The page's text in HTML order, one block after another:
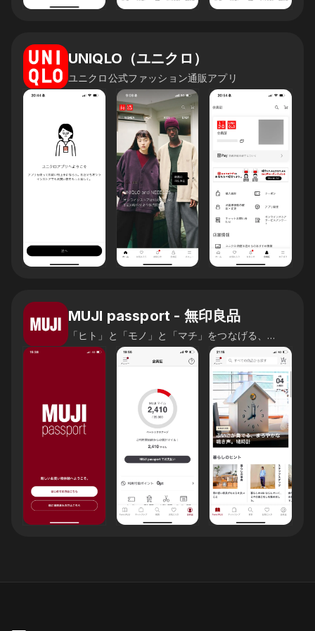
UNIQLO（ユニクロ）
ユニクロ公式ファッション通販アプリ
MUJI passport - 無印良品
「ヒト」と「モノ」と「マチ」をつなげる、無印良品のアプリです